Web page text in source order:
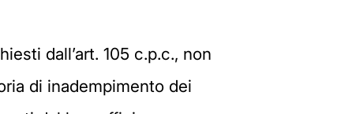
dall’art. 105 c.p.c., non
di inadempimento dei